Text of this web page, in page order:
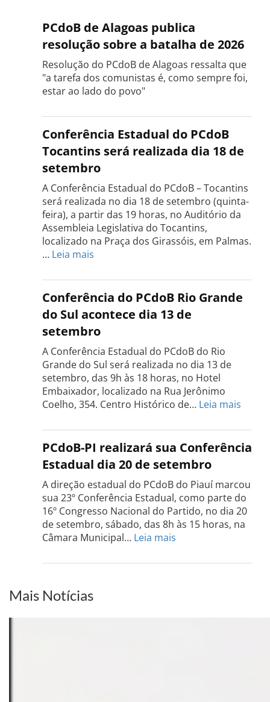
PCdoB de Alagoas publica
resolução sobre a batalha de 2026
Resolução do PCdoB de Alagoas ressalta que
"a tarefa dos comunistas é, como sempre foi,
estar ao lado do povo"
Conferência Estadual do PCdoB
Tocantins será realizada dia 18 de
setembro
A Conferência Estadual do PCdoB – Tocantins
será realizada no dia 18 de setembro (quinta-
feira), a partir das 19 horas, no Auditório da
Assembleia Legislativa do Tocantins,
localizado na Praça dos Girassóis, em Palmas.
… Leia mais
Estadual
do
Tocantins
será
realizada
dia
18
de
setembro
Conferência do PCdoB Rio Grande
do Sul acontece dia 13 de
setembro
A Conferência Estadual do PCdoB do Rio
Grande do Sul será realizada no dia 13 de
setembro, das 9h às 18 horas, no Hotel
Embaixador, localizado na Rua Jerônimo
Coelho, 354. Centro Histórico de… Leia mais
do
PCdoB
do
Sul
dia
PCdoB-PI realizará sua Conferência
Estadual dia 20 de setembro
A direção estadual do PCdoB do Piauí marcou
sua 23º Conferência Estadual, como parte do
16º Congresso Nacional do Partido, no dia 20
de setembro, sábado, das 8h às 15 horas, na
Câmara Municipal… Leia mais
PI
Mais Notícias